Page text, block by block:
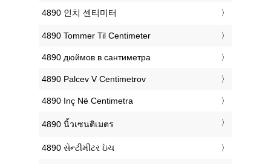
‎4890 인치 센티미터
‎4890 Tommer Til Centimeter
‎4890 дюймов в сантиметра
‎4890 Palcev V Centimetrov
‎4890 Inç Në Centimetra
‎4890 นิ้วเซนติเมตร
‎4890 સેન્ટીમીટર ઇંચ